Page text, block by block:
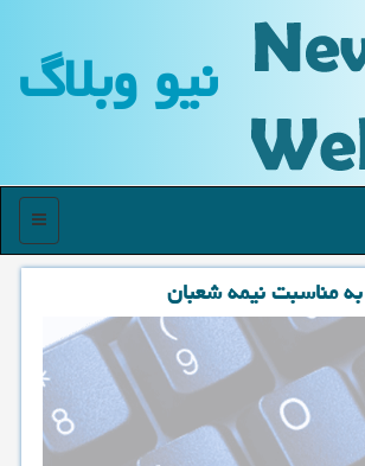
نیو وبلاگ
منو
مناسبت نیمه شعبان